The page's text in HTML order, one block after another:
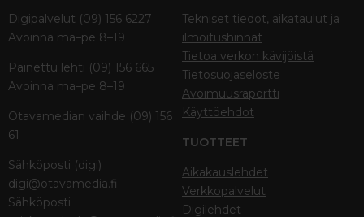
Digipalvelut (09) 156 6227
Avoinna ma–pe 8–19
Painettu lehti (09) 156 665
Avoinna ma–pe 8–19
Otavamedian vaihde (09) 156
61
Sähköposti (digi)
digi@otavamedia.fi
Sähköposti
Tekniset tiedot, aikataulut ja
ilmoitushinnat
Tietoa verkon kävijöistä
Tietosuojaseloste
Avoimuusraportti
Käyttöehdot
TUOTTEET
Aikakauslehdet
Verkkopalvelut
Digilehdet